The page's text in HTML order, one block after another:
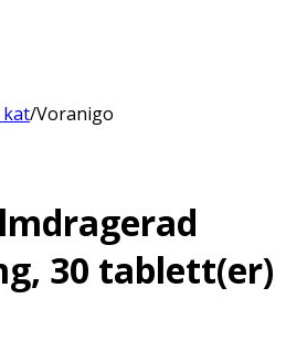
kat/Voranigo
30 tablett(er)